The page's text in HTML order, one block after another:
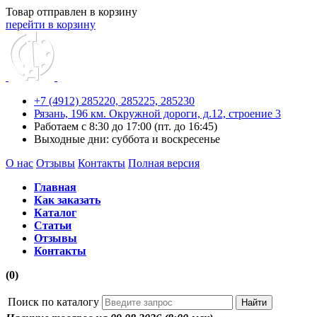
Товар отправлен в корзину
перейти в корзину
+7 (4912) 285220, 285225, 285230
Рязань, 196 км. Окружной дороги, д.12, строение 3
Работаем с 8:30 до 17:00 (пт. до 16:45)
Выходные дни: суббота и воскресенье
О нас Отзывы Контакты Полная версия
Главная
Как заказать
Каталог
Статьи
Отзывы
Контакты
(0)
Поиск по каталогу